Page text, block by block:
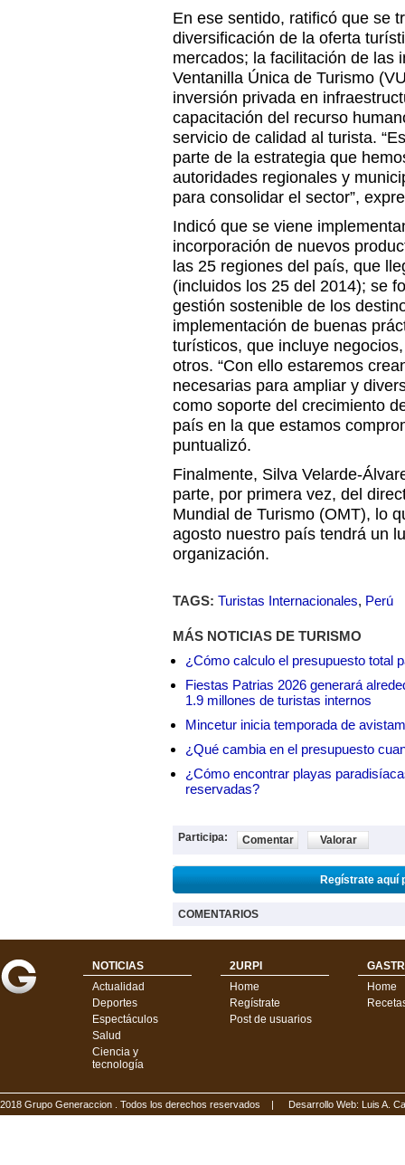
En ese sentido, ratificó que se
diversificación de la oferta
mercados; la facilitación de las
Ventanilla Única de Turismo
inversión privada en
capacitación del recurso
servicio de calidad al turista.
parte de la estrategia que
autoridades regionales y
para consolidar el sector”,
Indicó que se viene
incorporación de nuevos
las 25 regiones del país, que
(incluidos los 25 del 2014); se
gestión sostenible de los
implementación de buenas
turísticos, que incluye
otros. “Con ello estaremos
necesarias para ampliar y
como soporte del crecimiento
país en la que estamos
puntualizó.
Finalmente, Silva Velarde-
parte, por primera vez, del
Mundial de Turismo (OMT), lo
agosto nuestro país tendrá un
organización.
TAGS: Turistas Internacionales, Perú
MÁS NOTICIAS DE TURISMO
¿Cómo calculo el presupuesto total
Fiestas Patrias 2026 generará
1.9 millones de turistas internos
Mincetur inicia temporada de
¿Qué cambia en el presupuesto
¿Cómo encontrar playas
reservadas?
Participa: Comentar Valorar
Regístrate aquí
COMENTARIOS
NOTICIAS
Actualidad
Deportes
Espectáculos
Salud
Ciencia y
tecnología
2URPI
Home
Regístrate
Post de usuarios
Home
2018 Grupo Generaccion . Todos los derechos reservados | Desarrollo Web: Luis